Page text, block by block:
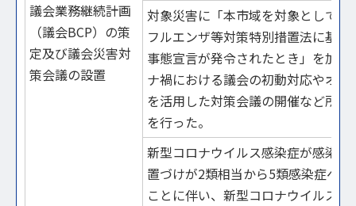
議会業務継続計画
（議会BCP）の策
定及び議会災害対
策会議の設置
対象災害に「本市域を対象として新
フルエンザ等対策特別措置法に基づ
事態宣言が発令されたとき」を加え
ナ禍における議会の初動対応やオン
を活用した対策会議の開催など所要
を行った。
新型コロナウイルス感染症が感染法
置づけが2類相当から5類感染症へ
ことに伴い、新型コロナウイルス感